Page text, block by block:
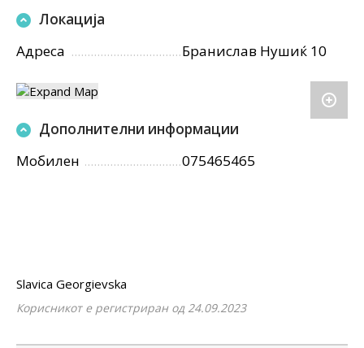
Локација
Адреса
Бранислав Нушиќ 10
Дополнителни информации
Мобилен
075465465
Slavica Georgievska
Корисникот е регистриран од 24.09.2023